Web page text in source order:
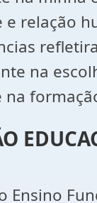
e relação
na
na
Ensino